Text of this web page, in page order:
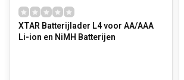
XTAR Batterijlader L4 voor AA/AAA
Li-ion en NiMH Batterijen